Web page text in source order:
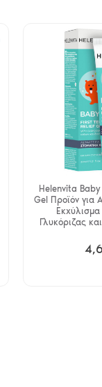
Helenvita
Gel Προϊόν για
Γλυκόριζας